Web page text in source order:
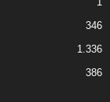
346
1.336
386